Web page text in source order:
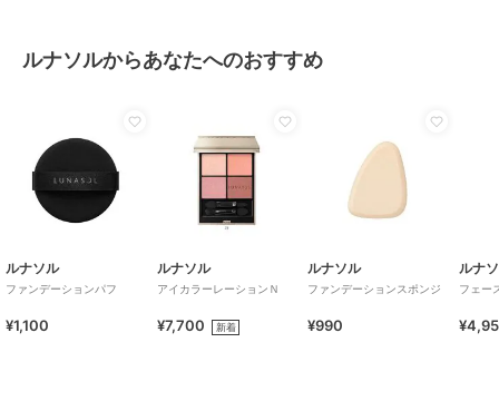
ルナソルからあなたへのおすすめ
ルナソル
ファンデーションパフ
¥1,100
ルナソル
アイカラーレーションＮ
¥7,700 新着
ルナソル
ファンデーションスポンジ
¥990
ルナ
フェー